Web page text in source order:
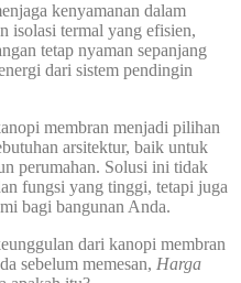
kenyamanan dalam
isolasi termal yang efisien,
tetap nyaman sepanjang
dari sistem pendingin
membran menjadi pilihan
arsitektur, baik untuk
perumahan. Solusi ini tidak
fungsi yang tinggi, tetapi juga
bagi bangunan Anda.
dari kanopi membran
sebelum memesan, Harga